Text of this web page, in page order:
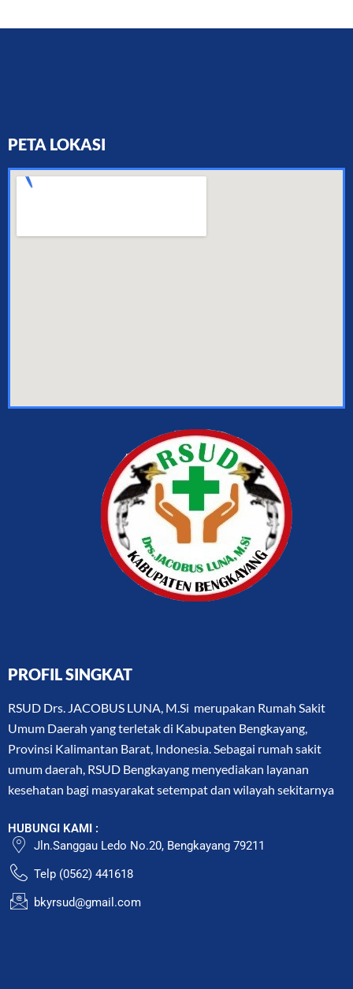
PETA LOKASI
PROFIL SINGKAT
RSUD Drs. JACOBUS LUNA, M.Si merupakan Rumah Sakit
Umum Daerah yang terletak di Kabupaten Bengkayang,
Provinsi Kalimantan Barat, Indonesia. Sebagai rumah sakit
umum daerah, RSUD Bengkayang menyediakan layanan
kesehatan bagi masyarakat setempat dan wilayah sekitarnya
HUBUNGI KAMI :
Jln.Sanggau Ledo No.20, Bengkayang 79211
Telp (0562) 441618
bkyrsud@gmail.com